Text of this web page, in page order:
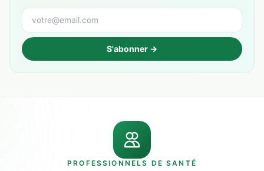
S'abonner →
PROFESSIONNELS DE SANTÉ